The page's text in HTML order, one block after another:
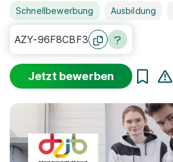
Schnellbewerbung Ausbildung
AZY-96F8CBF3
Jetzt bewerben